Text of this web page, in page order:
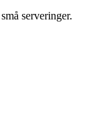
serveringer.